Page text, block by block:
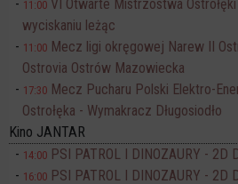
11:00 VI Otwarte Mistrzostwa
wyciskaniu leżąc
11:00 Mecz ligi okręgowej Narew II
Ostrovia Ostrów Mazowiecka
17:30 Mecz Pucharu Polski Elektro-
Ostrołęka - Wymakracz Długosiodło
Kino JANTAR
14:00 PSI PATROL I DINOZAURY - 2D
16:00 PSI PATROL I DINOZAURY - 2D